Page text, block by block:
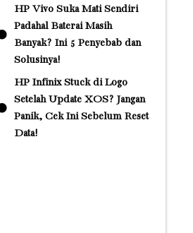
HP Vivo Suka Mati Sendiri
Padahal Baterai Masih
Banyak? Ini 5 Penyebab dan
Solusinya!
HP Infinix Stuck di Logo
Setelah Update XOS? Jangan
Panik, Cek Ini Sebelum Reset
Data!